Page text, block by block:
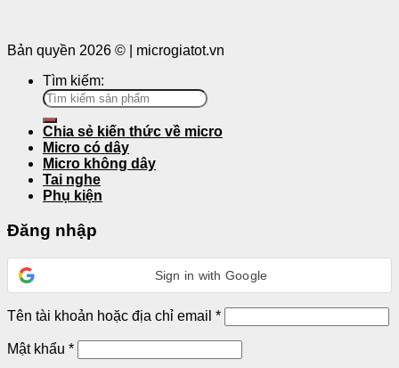
Bản quyền 2026 © | microgiatot.vn
Tìm kiếm:
Chia sẻ kiến thức về micro
Micro có dây
Micro không dây
Tai nghe
Phụ kiện
Đăng nhập
Sign in with Google
Tên tài khoản hoặc địa chỉ email *
Mật khẩu *